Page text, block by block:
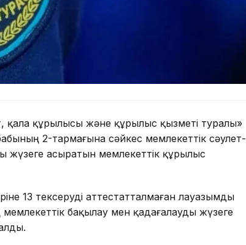
қала құрылысы және құрылыс қызметі туралы»
2-тармағына сәйкес мемлекеттік сәулет-
жүзеге асыратын мемлекеттік құрылыс
13 тексеруді аттестатталмаған лауазымды
мемлекеттік бақылау мен қадағалауды жүзеге